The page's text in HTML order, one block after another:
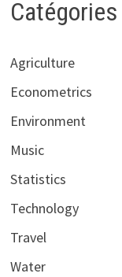
Catégories
Agriculture
Econometrics
Environment
Music
Statistics
Technology
Travel
Water